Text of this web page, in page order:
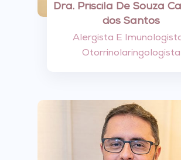
Dra. Priscila De Souza
dos Santos
Alergista E
Otorrinolaringologista